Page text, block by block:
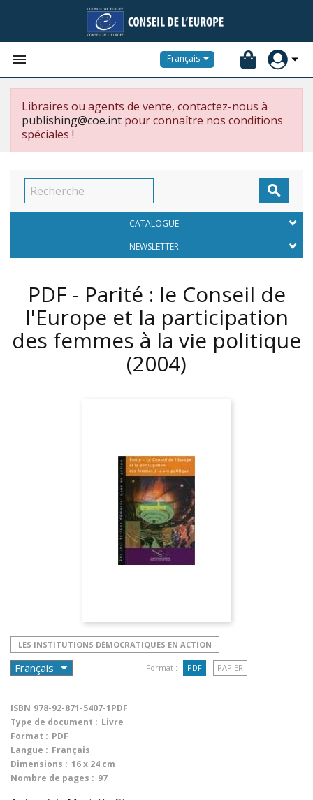
 Français
Libraires ou agents de vente, contactez-nous à
publishing@coe.int pour connaître nos conditions
spéciales !

CATALOGUE
NEWSLETTER
PDF - Parité : le Conseil de
l'Europe et la participation
des femmes à la vie politique
(2004)
LES INSTITUTIONS DÉMOCRATIQUES EN ACTION
Format : PDF PAPIER
ISBN 978-92-871-5407-1PDF
Type de document : Livre
Format : PDF
Langue : Français
Dimensions : 16 x 24 cm
Nombre de pages : 97